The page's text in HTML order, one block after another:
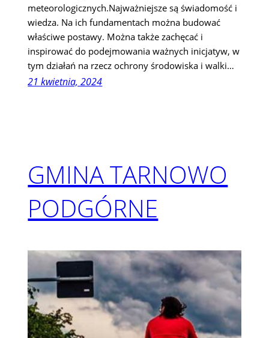
meteorologicznych.Najważniejsze są świadomość i
wiedza. Na ich fundamentach można budować
właściwe postawy. Można także zachęcać i
inspirować do podejmowania ważnych inicjatyw, w
tym działań na rzecz ochrony środowiska i walki…
21 kwietnia, 2024
GMINA TARNOWO
PODGÓRNE